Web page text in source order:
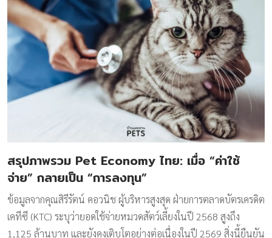
สรุปภาพรวม Pet Economy ไทย: เมื่อ “ค่าใช้
จ่าย” กลายเป็น “การลงทุน”
ข้อมูลจากคุณสิรีรัตน์ คอวนิช ผู้บริหารสูงสุด ฝ่ายการตลาดบัตรเครดิต
เคทีซี (KTC) ระบุว่ายอดใช้จ่ายหมวดสัตว์เลี้ยงในปี 2568 สูงถึง
1,125 ล้านบาท และยังคงเติบโตอย่างต่อเนื่องในปี 2569 สิ่งนี้ยืนยัน